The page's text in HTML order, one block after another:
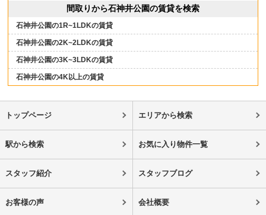
間取りから石神井公園の賃貸を検索
石神井公園の1R~1LDKの賃貸
石神井公園の2K~2LDKの賃貸
石神井公園の3K~3LDKの賃貸
石神井公園の4K以上の賃貸
トップページ エリアから検索
駅から検索 お気に入り物件一覧
スタッフ紹介 スタッフブログ
お客様の声 会社概要